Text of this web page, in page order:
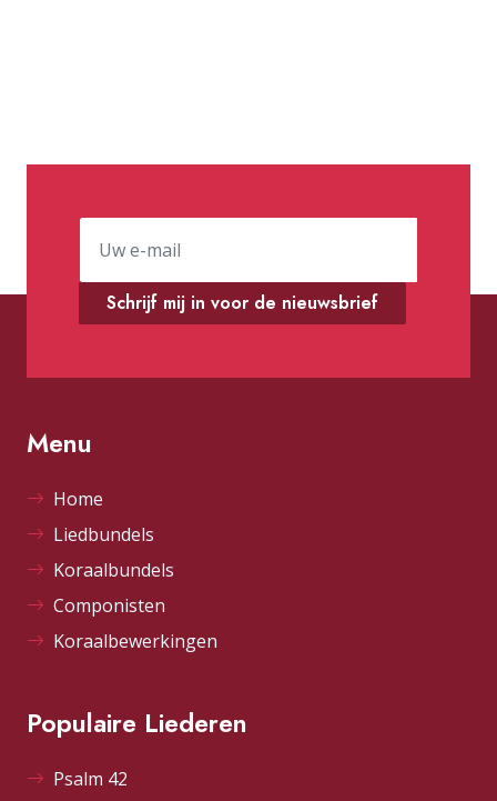
Schrijf mij in voor de nieuwsbrief
Menu
Home
Liedbundels
Koraalbundels
Componisten
Koraalbewerkingen
Populaire Liederen
Psalm 42